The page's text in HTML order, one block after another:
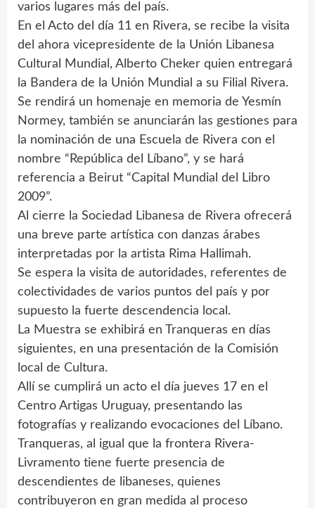
varios lugares más del país.
En el Acto del día 11 en Rivera, se recibe la visita
del ahora vicepresidente de la Unión Libanesa
Cultural Mundial, Alberto Cheker quien entregará
la Bandera de la Unión Mundial a su Filial Rivera.
Se rendirá un homenaje en memoria de Yesmín
Normey, también se anunciarán las gestiones para
la nominación de una Escuela de Rivera con el
nombre “República del Líbano”, y se hará
referencia a Beirut “Capital Mundial del Libro
2009”.
Al cierre la Sociedad Libanesa de Rivera ofrecerá
una breve parte artística con danzas árabes
interpretadas por la artista Rima Hallimah.
Se espera la visita de autoridades, referentes de
colectividades de varios puntos del país y por
supuesto la fuerte descendencia local.
La Muestra se exhibirá en Tranqueras en días
siguientes, en una presentación de la Comisión
local de Cultura.
Allí se cumplirá un acto el día jueves 17 en el
Centro Artigas Uruguay, presentando las
fotografías y realizando evocaciones del Líbano.
Tranqueras, al igual que la frontera Rivera-
Livramento tiene fuerte presencia de
descendientes de libaneses, quienes
contribuyeron en gran medida al proceso